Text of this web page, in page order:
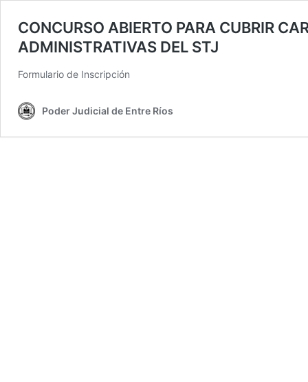
CONCURSO ABIERTO PARA CUBRIR
ADMINISTRATIVAS DEL STJ
Formulario de Inscripción
Poder Judicial de Entre Ríos